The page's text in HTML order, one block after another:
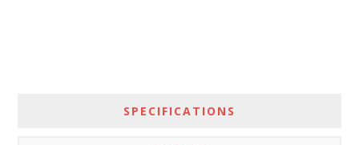
SPECIFICATIONS